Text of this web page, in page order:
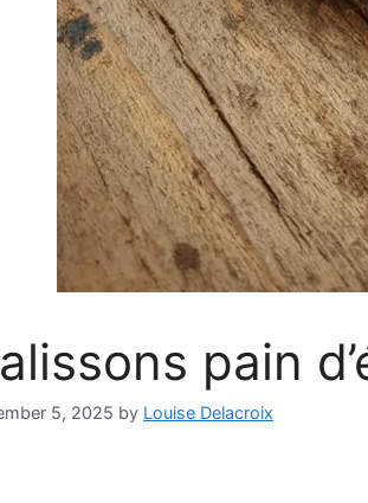
pain
5, 2025 by Louise Delacroix